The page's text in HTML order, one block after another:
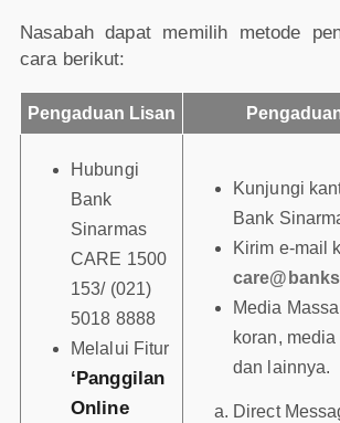
Nasabah dapat memilih metode
cara berikut:
Pengaduan Lisan
Hubungi
Bank
Sinarmas
CARE 1500
153/ (021)
5018 8888
Melalui Fitur
‘Panggilan
Online
Kunjungi
Bank
Kirim e-mail
Media
koran,
dan lainnya.
Direct